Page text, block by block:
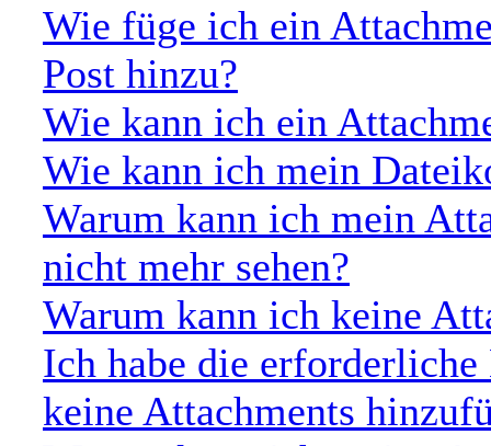
Wie füge ich ein
Post hinzu?
Wie kann ich ein
Wie kann ich mein
Warum kann ich mein
nicht mehr sehen?
Warum kann ich keine
Ich habe die
keine Attachments